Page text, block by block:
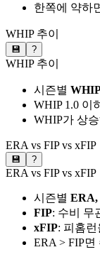
한쪽에 약하
WHIP 추이
💾 ?
WHIP 추이
시즌별
WHIP 1.0 이
WHIP가 상
ERA vs FIP vs xFIP
💾 ?
ERA vs FIP vs xFIP
시즌별 ERA,
FIP: 수비 무
xFIP: 피홈
ERA > FIP면